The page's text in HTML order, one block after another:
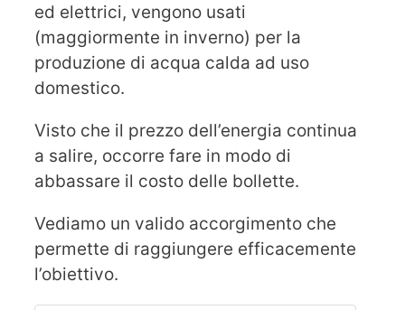
ed elettrici, vengono usati
(maggiormente in inverno) per la
produzione di acqua calda ad uso
domestico.
Visto che il prezzo dell’energia continua
a salire, occorre fare in modo di
abbassare il costo delle bollette.
Vediamo un valido accorgimento che
permette di raggiungere efficacemente
l’obiettivo.